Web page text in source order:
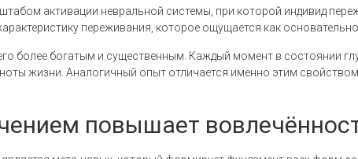
активации невральной системы, при которой индивид
переживания, которое ощущается как
более богатым и существенным. Каждый момент в состоянии
жизни. Аналогичный опыт отличается именно этим
повышает